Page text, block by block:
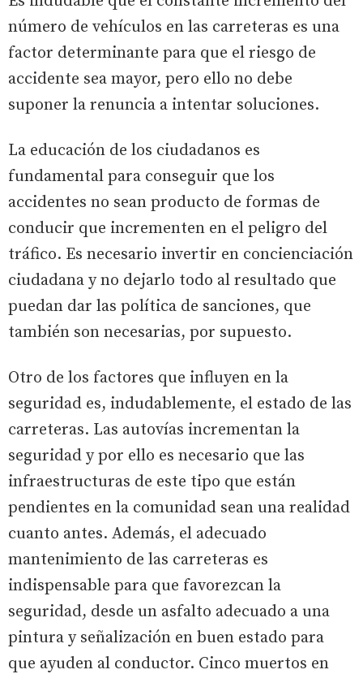
número de vehículos en las carreteras es una
factor determinante para que el riesgo de
accidente sea mayor, pero ello no debe
suponer la renuncia a intentar soluciones.
La educación de los ciudadanos es
fundamental para conseguir que los
accidentes no sean producto de formas de
conducir que incrementen en el peligro del
tráfico. Es necesario invertir en concienciación
ciudadana y no dejarlo todo al resultado que
puedan dar las política de sanciones, que
también son necesarias, por supuesto.
Otro de los factores que influyen en la
seguridad es, indudablemente, el estado de las
carreteras. Las autovías incrementan la
seguridad y por ello es necesario que las
infraestructuras de este tipo que están
pendientes en la comunidad sean una realidad
cuanto antes. Además, el adecuado
mantenimiento de las carreteras es
indispensable para que favorezcan la
seguridad, desde un asfalto adecuado a una
pintura y señalización en buen estado para
que ayuden al conductor. Cinco muertos en